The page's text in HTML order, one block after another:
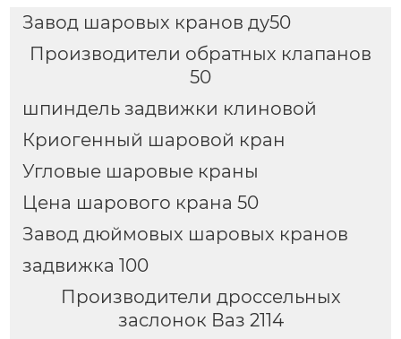
Завод шаровых кранов ду50
Производители обратных клапанов
50
шпиндель задвижки клиновой
Криогенный шаровой кран
Угловые шаровые краны
Цена шарового крана 50
Завод дюймовых шаровых кранов
задвижка 100
Производители дроссельных
заслонок Ваз 2114